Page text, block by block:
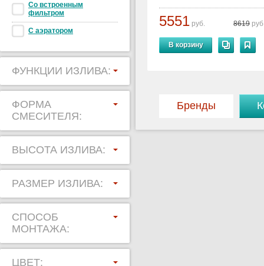
Со встроенным
фильтром
С аэратором
ФУНКЦИИ ИЗЛИВА:
ФОРМА
СМЕСИТЕЛЯ:
ВЫСОТА ИЗЛИВА:
РАЗМЕР ИЗЛИВА:
СПОСОБ
МОНТАЖА:
ЦВЕТ:
5551 руб. 8619
В корзину
Бренды